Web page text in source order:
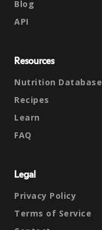
Blog
API
Resources
Nutrition Database
Recipes
Learn
FAQ
Legal
Privacy Policy
Terms of Service